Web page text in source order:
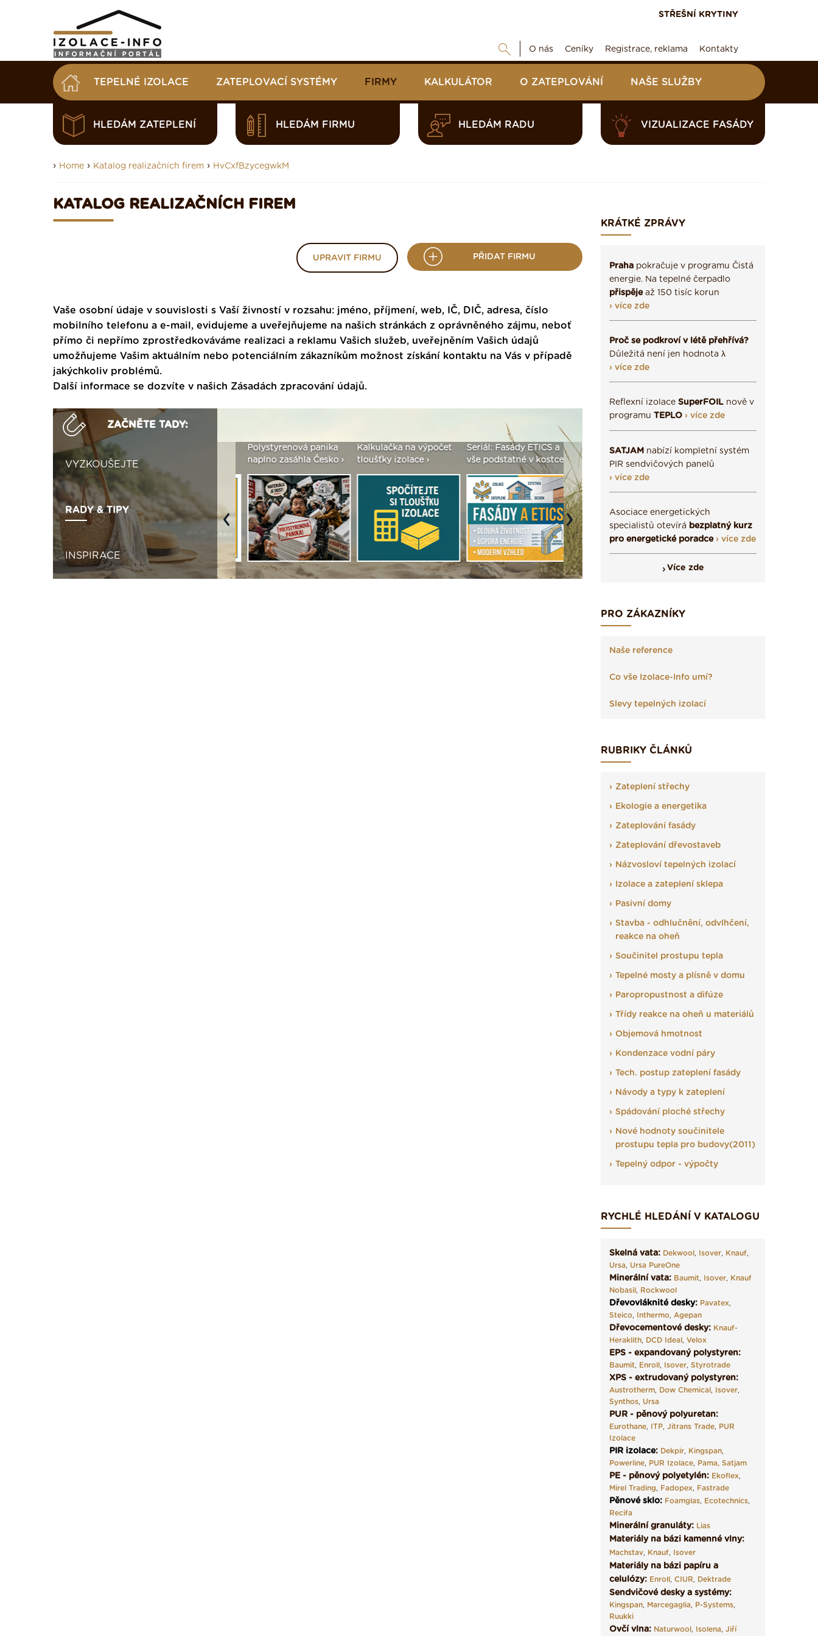
STŘEŠNÍ KRYTINY
O nás Ceníky Registrace, reklama Kontakty
TEPELNÉ IZOLACE ZATEPLOVACÍ SYSTÉMY FIRMY KALKULÁTOR O ZATEPLOVÁNÍ NAŠE SLUŽBY
HLEDÁM ZATEPLENÍ HLEDÁM FIRMU HLEDÁM RADU VIZUALIZACE FASÁDY
› Home › Katalog realizačních firem › HvCxfBzycegwkM
KATALOG REALIZAČNÍCH FIREM
UPRAVIT FIRMU PŘIDAT FIRMU
Vaše osobní údaje v souvislosti s Vaší živností v rozsahu: jméno, příjmení, web, IČ, DIČ, adresa, číslo
mobilního telefonu a e-mail, evidujeme a uveřejňujeme na našich stránkách z oprávněného zájmu, neboť
přímo či nepřímo zprostředkováváme realizaci a reklamu Vašich služeb, uveřejněním Vašich údajů
umožňujeme Vašim aktuálním nebo potenciálním zákazníkům možnost získání kontaktu na Vás v případě
jakýchkoliv problémů.
Další informace se dozvíte v našich Zásadách zpracování údajů.
ZAČNĚTE TADY:
VYZKOUŠEJTE
RADY & TIPY
INSPIRACE
Není polystyren? My ho
seženeme! ›
podkroví a vše o něm ›
Polystyrenová panika
naplno zasáhla Česko ›
Kalkulačka na výpočet
tloušťky izolace ›
Seriál: Fasády ETICS a
vše podstatné v kostce ›
Vyberte si izolaci a pak
ji tady klidně poptejte ›
Vytvořte si vizualizaci
fasády ›
Previous Next
KRÁTKÉ ZPRÁVY
Praha pokračuje v programu Čistá
energie. Na tepelné čerpadlo
přispějeaž 150 tisíc korun
› více zde
Proč se podkroví v létě přehřívá?
Důležitá není jen hodnota λ
› více zde
Reflexní izolace SuperFOIL nově v
programu TEPLO › více zde
SATJAM nabízí kompletní systém
PIR sendvičových panelů
› více zde
Asociace energetických
specialistů otevírá bezplatný kurz
pro energetické poradce › více zde
Více zde
PRO ZÁKAZNÍKY
Naše reference
Co vše Izolace-Info umí?
Slevy tepelných izolací
RUBRIKY ČLÁNKŮ
Zateplení střechy
Ekologie a energetika
Zateplování fasády
Zateplování dřevostaveb
Názvosloví tepelných izolací
Izolace a zateplení sklepa
Pasivní domy
Stavba - odhlučnění, odvlhčení,
reakce na oheň
Součinitel prostupu tepla
Tepelné mosty a plísně v domu
Paropropustnost a difúze
Třídy reakce na oheň u materiálů
Objemová hmotnost
Kondenzace vodní páry
Tech. postup zateplení fasády
Návody a typy k zateplení
Spádování ploché střechy
Nové hodnoty součinitele
prostupu tepla pro budovy(2011)
Tepelný odpor - výpočty
RYCHLÉ HLEDÁNÍ V KATALOGU
Skelná vata: Dekwool, Isover, Knauf,
Ursa, Ursa PureOne
Minerální vata: Baumit, Isover, Knauf
Nobasil, Rockwool
Dřevovláknité desky: Pavatex,
Steico, Inthermo, Agepan
Dřevocementové desky: Knauf-
Heraklith, DCD Ideal, Velox
EPS - expandovaný polystyren:
Baumit, Enroll, Isover, Styrotrade
XPS - extrudovaný polystyren:
Austrotherm, Dow Chemical, Isover,
Synthos, Ursa
PUR - pěnový polyuretan:
Eurothane, ITP, Jitrans Trade, PUR
Izolace
PIR izolace: Dekpir, Kingspan,
Powerline, PUR Izolace, Pama, Satjam
PE - pěnový polyetylén: Ekoflex,
Mirel Trading, Fadopex, Fastrade
Pěnové sklo: Foamglas, Ecotechnics,
Recifa
Minerální granuláty: Lias
Materiály na bázi kamenné vlny:
Machstav, Knauf, Isover
Materiály na bázi papíru a
celulózy: Enroll, CIUR, Dektrade
Sendvičové desky a systémy:
Kingspan, Marcegaglia, P-Systems,
Ruukki
Ovčí vlna: Naturwool, Isolena, Jiří